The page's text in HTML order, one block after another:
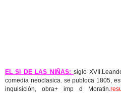
EL SI DE LAS NIÑAS: siglo
comedia neoclasica. se publoca 1805,
inquisición, obra+ imp d Moratin.